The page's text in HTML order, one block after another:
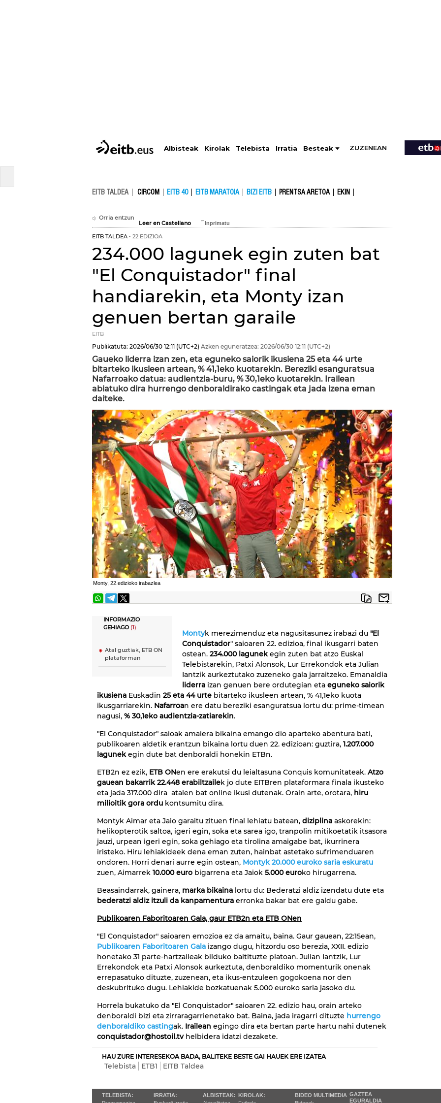
Albisteak Kirolak Telebista Irratia Besteak ZUZENEAN
EITB TALDEA CIRCOM EITB 40 EITB MARATOIA BIZI EITB PRENTSA ARETOA EKIN
Orria entzun
Leer en Castellano
EITB TALDEA 22.EDIZIOA
234.000 lagunek egin zuten bat
"El Conquistador" final
handiarekin, eta Monty izan
genuen bertan garaile
EITB
Publikatuta: 2026/06/30 12:11 (UTC+2) Azken eguneratzea: 2026/06/30 12:11 (UTC+2)
Gaueko liderra izan zen, eta eguneko saiorik ikusiena 25 eta 44 urte
bitarteko ikusleen artean, % 41,1eko kuotarekin. Bereziki esanguratsua
Nafarroako datua: audientzia-buru, % 30,1eko kuotarekin. Irailean
abiatuko dira hurrengo denboraldirako castingak eta jada izena eman
daiteke.
Monty, 22.edizioko irabazlea
INFORMAZIO
GEHIAGO(1)
Atal guztiak, ETB ON
plataforman
Montyk merezimenduz eta nagusitasunez irabazi du "El
Conquistador" saioaren 22. edizioa, final ikusgarri baten
ostean. 234.000 lagunekegin zuten bat atzo Euskal
Telebistarekin, Patxi Alonsok, Lur Errekondok eta Julian
Iantzik aurkeztutako zuzeneko gala jarraitzeko. Emanaldia
liderra izan genuen bere ordutegian eta eguneko saiorik
ikusiena Euskadin 25 eta 44 urte bitarteko ikusleen artean, % 41,1eko kuota
ikusgarriarekin. Nafarroan ere datu bereziki esanguratsua lortu du: prime-timean
nagusi, % 30,1eko audientzia-zatiarekin.
"El Conquistador" saioak amaiera bikaina emango dio aparteko abentura bati,
publikoaren aldetik erantzun bikaina lortu duen 22. edizioan: guztira, 1.207.000
lagunekegin dute bat denboraldi honekin ETBn.
ETB2n ez ezik, ETB ONen ere erakutsi du leialtasuna Conquis komunitateak. Atzo
gauean bakarrik 22.448 erabiltzailek jo dute EITBren plataformara finala ikusteko
eta jada 317.000 dira atalen bat online ikusi dutenak. Orain arte, orotara, hiru
milioitik gora ordu kontsumitu dira.
Montyk Aimar eta Jaio garaitu zituen final lehiatu batean, diziplina askorekin:
helikopterotik saltoa, igeri egin, soka eta sarea igo, tranpolin mitikoetatik itsasora
jauzi, urpean igeri egin, soka gehiago eta tirolina amaigabe bat, ikurrinera
iristeko. Hiru lehiakideek dena eman zuten, hainbat astetako sufrimenduaren
ondoren. Horri denari aurre egin ostean, Montyk 20.000 euroko saria eskuratu
zuen, Aimarrek 10.000 euro bigarrena eta Jaiok 5.000 euroko hirugarrena.
Beasaindarrak, gainera, marka bikaina lortu du: Bederatzi aldiz izendatu dute eta
bederatzi aldiz itzuli da kanpamentura erronka bakar bat ere galdu gabe.
Publikoaren Faboritoaren Gala, gaur ETB2n eta ETB ONen
"El Conquistador" saioaren emozioa ez da amaitu, baina. Gaur gauean, 22:15ean,
Publikoaren Faboritoaren Gala izango dugu, hitzordu oso berezia, XXII. edizio
honetako 31 parte-hartzaileak bilduko baitituzte platoan. Julian Iantzik, Lur
Errekondok eta Patxi Alonsok aurkeztuta, denboraldiko momenturik onenak
errepasatuko dituzte, zuzenean, eta ikus-entzuleen gogokoena nor den
deskubrituko dugu. Lehiakide bozkatuenak 5.000 euroko saria jasoko du.
Horrela bukatuko da "El Conquistador" saioaren 22. edizio hau, orain arteko
denboraldi bizi eta zirraragarrienetako bat. Baina, jada iragarri dituzte hurrengo
denboraldiko castingak. Irailean egingo dira eta bertan parte hartu nahi dutenek
conquistador@hostoil.tvhelbidera idatzi dezakete.
HAU ZURE INTERESEKOA BADA, BALITEKE BESTE GAI HAUEK ERE IZATEA
Telebista ETB1 EITB Taldea
TELEBISTA:
IRRATIA:
ALBISTEAK: KIROLAK:
BIDEO MULTIMEDIA GAZTEA
EGURALDIA